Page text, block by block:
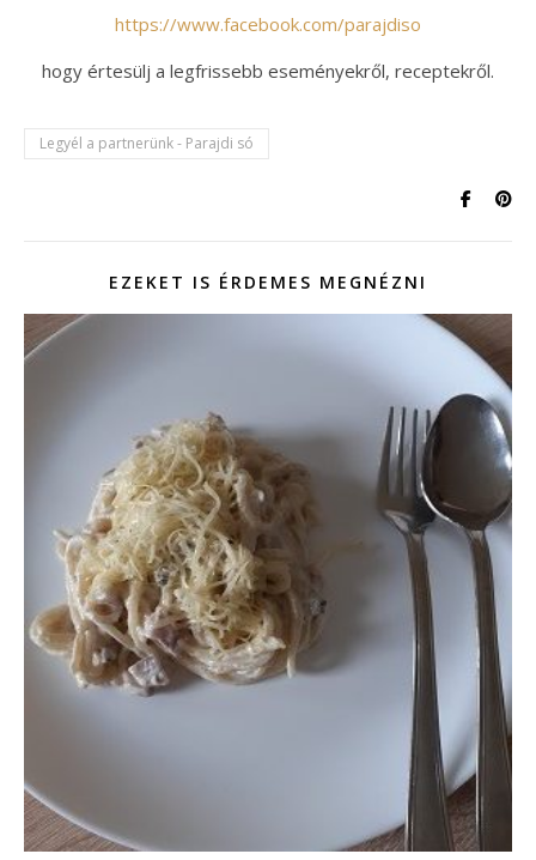
https://www.facebook.com/parajdiso
hogy értesülj a legfrissebb eseményekről, receptekről.
Legyél a partnerünk - Parajdi só
EZEKET IS ÉRDEMES MEGNÉZNI